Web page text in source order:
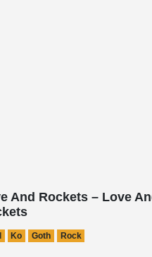
And Rockets – Love
Ko Goth Rock